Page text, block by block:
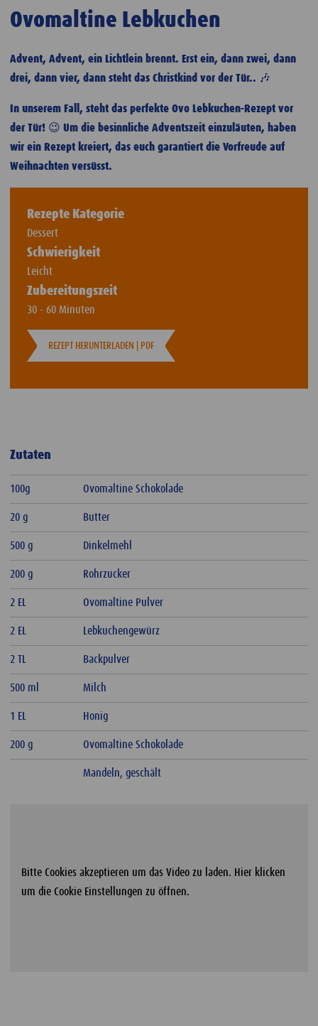
Ovomaltine Lebkuchen
Advent, Advent, ein Lichtlein brennt. Erst ein, dann zwei, dann
drei, dann vier, dann steht das Christkind vor der Tür.. 🎶
In unserem Fall, steht das perfekte Ovo Lebkuchen-Rezept vor
der Tür! 😉 Um die besinnliche Adventszeit einzuläuten, haben
wir ein Rezept kreiert, das euch garantiert die Vorfreude auf
Weihnachten versüsst.
Rezepte Kategorie
Dessert
Schwierigkeit
Leicht
Zubereitungszeit
30 - 60 Minuten
REZEPT HERUNTERLADEN | PDF
Zutaten
100g Ovomaltine Schokolade
20 g Butter
500 g Dinkelmehl
200 g Rohrzucker
2 EL Ovomaltine Pulver
2 EL Lebkuchengewürz
2 TL Backpulver
500 ml Milch
1 EL Honig
200 g Ovomaltine Schokolade
Mandeln, geschält
Bitte Cookies akzeptieren um das Video zu laden. Hier klicken
um die Cookie Einstellungen zu öffnen.